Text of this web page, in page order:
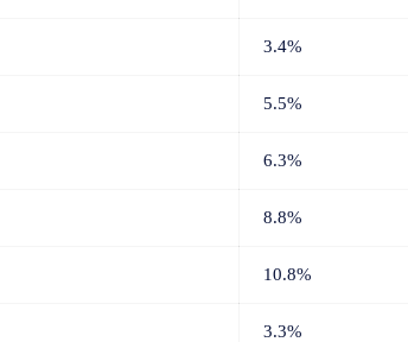
3.4%
5.5%
6.3%
8.8%
10.8%
3.3%